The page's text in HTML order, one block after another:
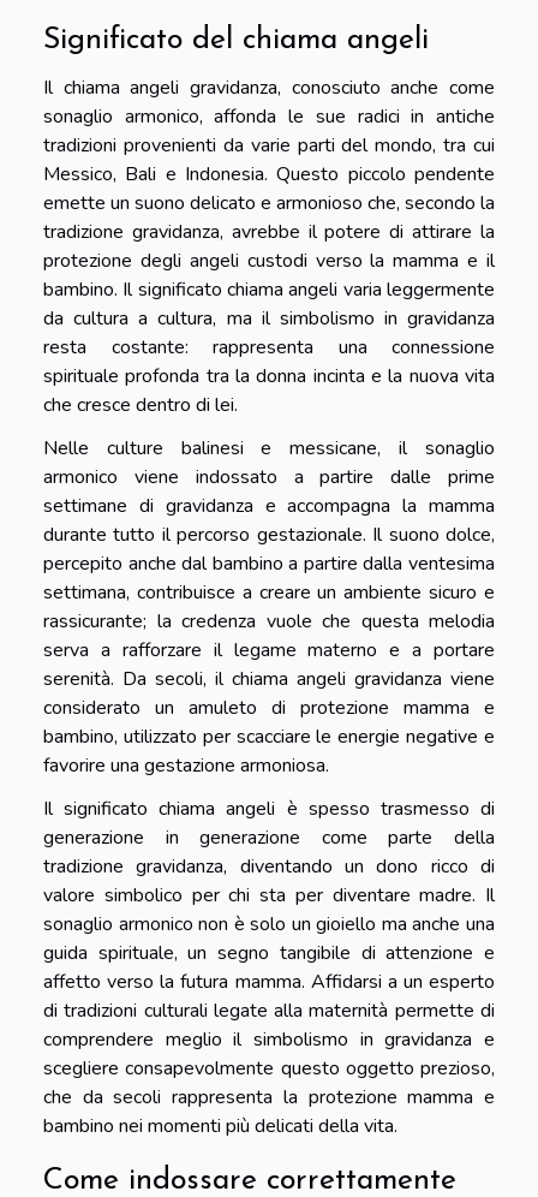
Significato del chiama angeli
Il chiama angeli gravidanza, conosciuto anche come
sonaglio armonico, affonda le sue radici in antiche
tradizioni provenienti da varie parti del mondo, tra cui
Messico, Bali e Indonesia. Questo piccolo pendente
emette un suono delicato e armonioso che, secondo la
tradizione gravidanza, avrebbe il potere di attirare la
protezione degli angeli custodi verso la mamma e il
bambino. Il significato chiama angeli varia leggermente
da cultura a cultura, ma il simbolismo in gravidanza
resta costante: rappresenta una connessione
spirituale profonda tra la donna incinta e la nuova vita
che cresce dentro di lei.
Nelle culture balinesi e messicane, il sonaglio
armonico viene indossato a partire dalle prime
settimane di gravidanza e accompagna la mamma
durante tutto il percorso gestazionale. Il suono dolce,
percepito anche dal bambino a partire dalla ventesima
settimana, contribuisce a creare un ambiente sicuro e
rassicurante; la credenza vuole che questa melodia
serva a rafforzare il legame materno e a portare
serenità. Da secoli, il chiama angeli gravidanza viene
considerato un amuleto di protezione mamma e
bambino, utilizzato per scacciare le energie negative e
favorire una gestazione armoniosa.
Il significato chiama angeli è spesso trasmesso di
generazione in generazione come parte della
tradizione gravidanza, diventando un dono ricco di
valore simbolico per chi sta per diventare madre. Il
sonaglio armonico non è solo un gioiello ma anche una
guida spirituale, un segno tangibile di attenzione e
affetto verso la futura mamma. Affidarsi a un esperto
di tradizioni culturali legate alla maternità permette di
comprendere meglio il simbolismo in gravidanza e
scegliere consapevolmente questo oggetto prezioso,
che da secoli rappresenta la protezione mamma e
bambino nei momenti più delicati della vita.
Come indossare correttamente